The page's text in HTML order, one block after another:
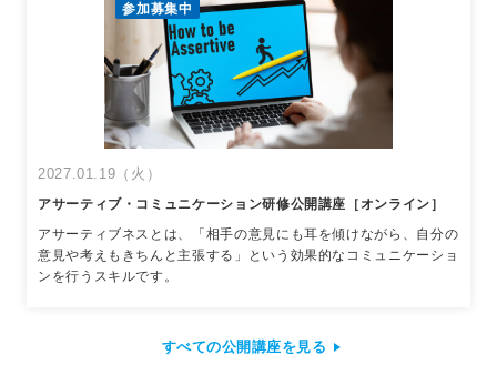
参加募集中
2027.01.19（火）
アサーティブ・コミュニケーション研修公開講座［オンライン］
アサーティブネスとは、「相手の意見にも耳を傾けながら、自分の
意見や考えもきちんと主張する」という効果的なコミュニケーショ
ンを行うスキルです。
すべての公開講座を見る